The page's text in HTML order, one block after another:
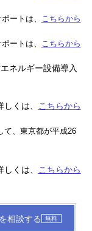
ートは、 こちらから
ートは、 こちらから
ネルギー設備導入
しくは、 こちらから
て、東京都が平成26
しくは、 こちらから
相談する 無料